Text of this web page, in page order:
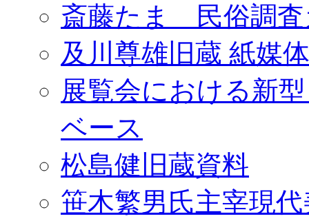
斎藤たま 民俗調査
及川尊雄旧蔵 紙媒
展覧会における新
ベース
松島健旧蔵資料
笹木繁男氏主宰現